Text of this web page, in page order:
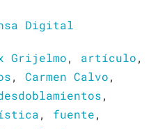
Digital
Grijelmo, artículo,
, Carmen Calvo,
,
, fuente,